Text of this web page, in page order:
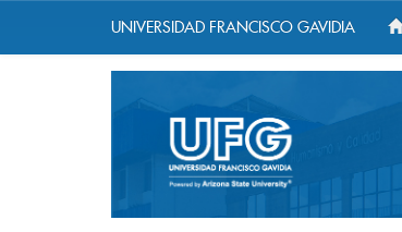
UNIVERSIDAD FRANCISCO GAVIDIA